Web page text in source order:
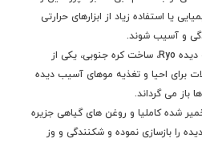
یا استفاده زیاد از ابزارهای حرارتی
و آسیب شوند.
ماسک ترمیم کننده موهای آسیب دیده Ryo، ساخت کره جنوبی، یکی از
برای احیا و تغذیه موهای آسیب دیده
باز می گرداند.
شده کاملیا و روغن های گیاهی جزیره
را بازسازی نموده و شکنندگی و وز